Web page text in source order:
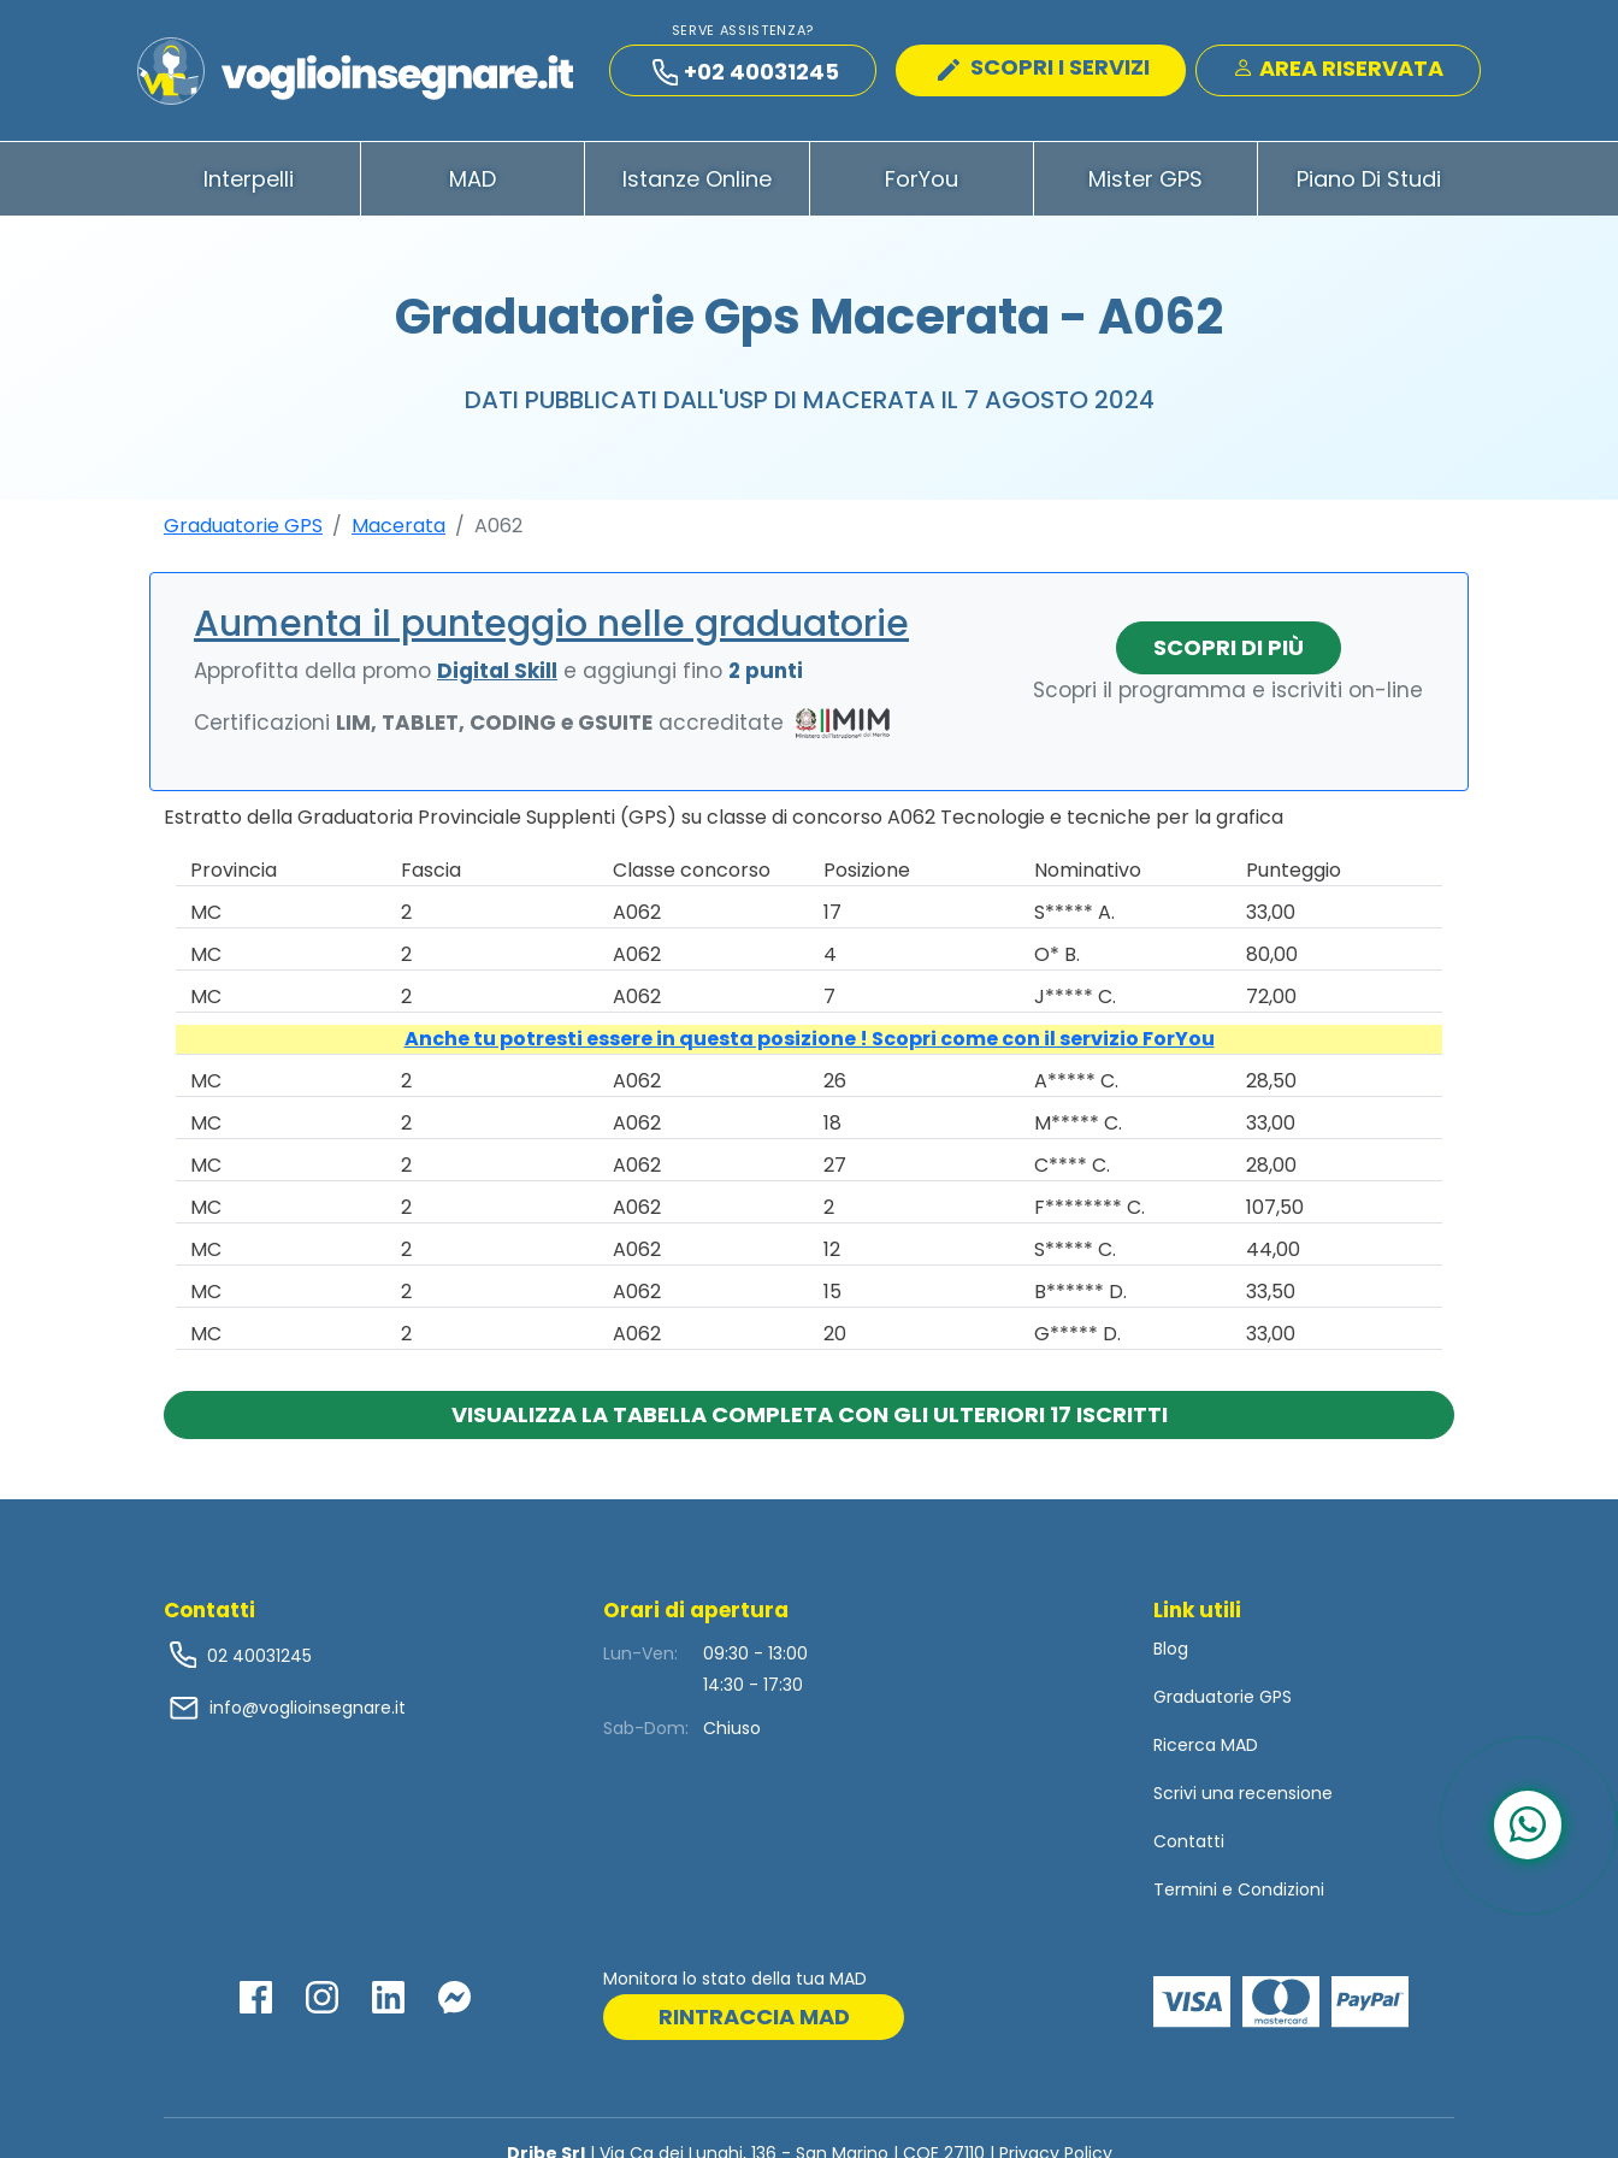
SERVE ASSISTENZA?
+02 40031245 SCOPRI I SERVIZI AREA RISERVATA
Interpelli MAD Istanze Online ForYou Mister GPS Piano Di Studi
Graduatorie Gps Macerata - A062
DATI PUBBLICATI DALL'USP DI MACERATA IL 7 AGOSTO 2024
Graduatorie GPS Macerata A062
Aumenta il punteggio nelle graduatorie
Approfitta della promo Digital Skill e aggiungi fino 2 punti
Certificazioni LIM, TABLET, CODING e GSUITE accreditate
SCOPRI DI PIÙ
Scopri il programma e iscriviti on-line
Estratto della Graduatoria Provinciale Supplenti (GPS) su classe di concorso A062 Tecnologie e tecniche per la grafica
Provincia
Fascia Classe concorso Posizione Nominativo
Punteggio
MC
2 A062 17 S***** A.
33,00
MC
2 A062 4 O* B.
80,00
MC
2 A062 7 J***** C.
72,00
Anche tu potresti essere in questa posizione ! Scopri come con il servizio ForYou
MC
2 A062 26 A***** C.
28,50
MC
2 A062 18 M***** C.
33,00
MC
2 A062 27 C**** C.
28,00
MC
2 A062 2 F******** C.
107,50
MC
2 A062 12 S***** C.
44,00
MC
2 A062 15 B****** D.
33,50
MC
2 A062 20 G***** D. 33,00
VISUALIZZA LA TABELLA COMPLETA CON GLI ULTERIORI 17 ISCRITTI
Contatti
02 40031245
info@voglioinsegnare.it
Orari di apertura
Lun-Ven:
09:30 - 13:00
14:30 - 17:30
Sab-Dom:
Chiuso
Link utili
Blog
Graduatorie GPS
Ricerca MAD
Scrivi una recensione
Contatti
Termini e Condizioni
Monitora lo stato della tua MAD
RINTRACCIA MAD
Dribe Srl| Via Ca dei Lunghi, 136 - San Marino | COE 27110 | Privacy Policy